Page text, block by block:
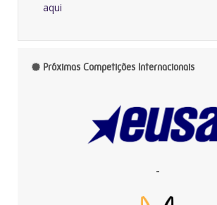
aqui
Próximas Competições Internacionais
-